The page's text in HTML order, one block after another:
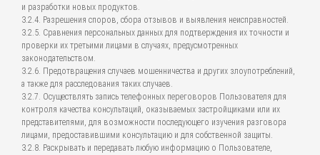
и разработки новых продуктов.
3.2.4. Разрешения споров, сбора отзывов и выявления неисправностей.
3.2.5. Сравнения персональных данных для подтверждения их точности и
проверки их третьими лицами в случаях, предусмотренных
законодательством.
3.2.6. Предотвращения случаев мошенничества и других злоупотреблений,
а также для расследования таких случаев.
3.2.7. Осуществлять запись телефонных переговоров Пользователя для
контроля качества консультаций, оказываемых застройщиками или их
представителями, для возможности последующего изучения разговора
лицами, предоставившими консультацию и для собственной защиты.
3.2.8. Раскрывать и передавать любую информацию о Пользователе,